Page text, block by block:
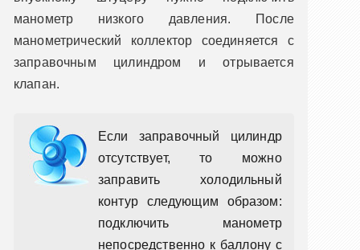
манометр низкого давления. После
манометрический коллектор соединяется с
заправочным цилиндром и отрывается
клапан.
Если заправочный цилиндр
отсутствует, то можно
заправить холодильный
контур следующим образом:
подключить манометр
непосредственно к баллону с